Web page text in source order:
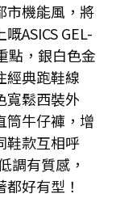
市機能風，將
ASICS GEL-
點，銀白色金
經典跑鞋線
寬鬆西裝外
筒牛仔褲，增
鞋款互相呼
調有質感，
好有型！